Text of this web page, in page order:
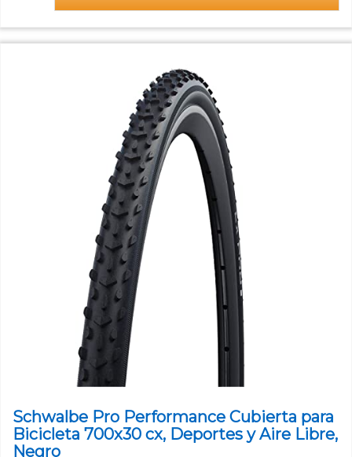
Schwalbe Pro Performance Cubierta para
Bicicleta 700x30 cx, Deportes y Aire Libre,
Negro